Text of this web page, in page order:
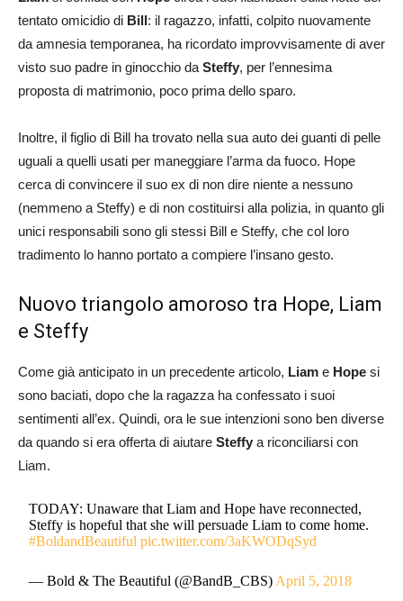
tentato omicidio di Bill: il ragazzo, infatti, colpito nuovamente
da amnesia temporanea, ha ricordato improvvisamente di aver
visto suo padre in ginocchio da Steffy, per l’ennesima
proposta di matrimonio, poco prima dello sparo.
Inoltre, il figlio di Bill ha trovato nella sua auto dei guanti di pelle
uguali a quelli usati per maneggiare l’arma da fuoco. Hope
cerca di convincere il suo ex di non dire niente a nessuno
(nemmeno a Steffy) e di non costituirsi alla polizia, in quanto gli
unici responsabili sono gli stessi Bill e Steffy, che col loro
tradimento lo hanno portato a compiere l’insano gesto.
Nuovo triangolo amoroso tra Hope, Liam
e Steffy
Come già anticipato in un precedente articolo, Liam e Hope si
sono baciati, dopo che la ragazza ha confessato i suoi
sentimenti all’ex. Quindi, ora le sue intenzioni sono ben diverse
da quando si era offerta di aiutare Steffy a riconciliarsi con
Liam.
TODAY: Unaware that Liam and Hope have reconnected,
Steffy is hopeful that she will persuade Liam to come home.
#BoldandBeautiful pic.twitter.com/3aKWODqSyd
— Bold & The Beautiful (@BandB_CBS) April 5, 2018